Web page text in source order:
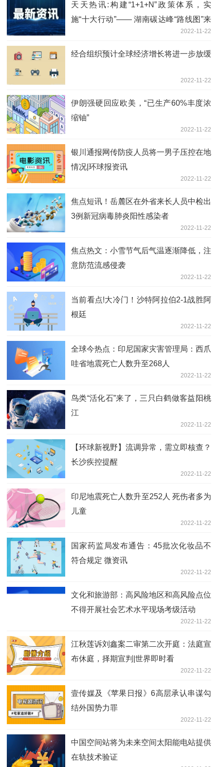
天天热讯:构建“1+1+N”政策体系，实
施“十大行动”—— 湖南碳达峰“路线图”来
2022-11-22
经合组织预计全球经济增长将进一步放缓
2022-11-22
伊朗强硬回应欧美，“已生产60%丰度浓
缩铀”
2022-11-22
银川通报网传防疫人员将一男子压控在地
情况|环球报资讯
2022-11-22
焦点短讯！岳麓区在外省来长人员中检出
3例新冠病毒肺炎阳性感染者
2022-11-22
焦点热文：小雪节气后气温逐渐降低，注
意防范流感侵袭
2022-11-22
当前看点!大冷门！沙特阿拉伯2-1战胜阿
根廷
2022-11-22
全球今热点：印尼国家灾害管理局：西爪
哇省地震死亡人数升至268人
2022-11-22
鸟类“活化石”来了，三只白鹤做客益阳桃
江
2022-11-22
【环球新视野】流调异常，需立即核查？
长沙疾控提醒
2022-11-22
印尼地震死亡人数升至252人 死伤者多为
儿童
2022-11-22
国家药监局发布通告：45批次化妆品不
符合规定 微资讯
2022-11-22
文化和旅游部：高风险地区和高风险点位
不得开展社会艺术水平现场考级活动
2022-11-22
江秋莲诉刘鑫案二审第二次开庭：法庭宣
布休庭，择期宣判|世界即时看
2022-11-22
壹传媒及《苹果日报》6高层承认串谋勾
结外国势力罪
2022-11-22
中国空间站将为未来空间太阳能电站提供
在轨技术验证